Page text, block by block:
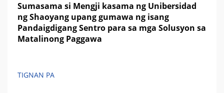
Sumasama si Mengji kasama ng Unibersidad
ng Shaoyang upang gumawa ng isang
Pandaigdigang Sentro para sa mga Solusyon sa
Matalinong Paggawa
TIGNAN PA